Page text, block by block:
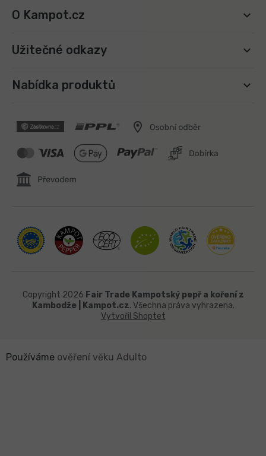
O Kampot.cz
Užitečné odkazy
Nabídka produktů
Vytvořil Shoptet
Copyright 2026 Fair Trade Kampotský pepř a koření z
Kambodže | Kampot.cz. Všechna práva vyhrazena.
Používáme ověření věku Adulto